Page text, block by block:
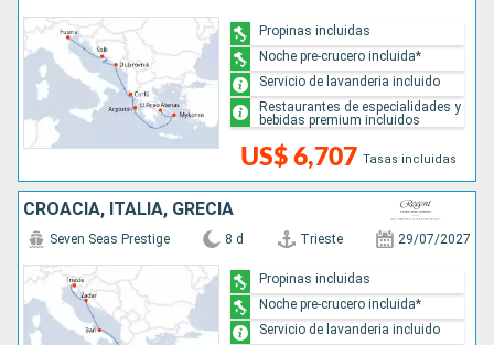
US$ 6,707 Tasas incluidas
Propinas incluidas
Noche pre-crucero incluida*
Servicio de lavanderia incluido
Restaurantes de especialidades y
bebidas premium incluidos
CROACIA, ITALIA, GRECIA
Seven Seas Prestige 8 d Trieste 29/07/2027
Propinas incluidas
Noche pre-crucero incluida*
Servicio de lavanderia incluido